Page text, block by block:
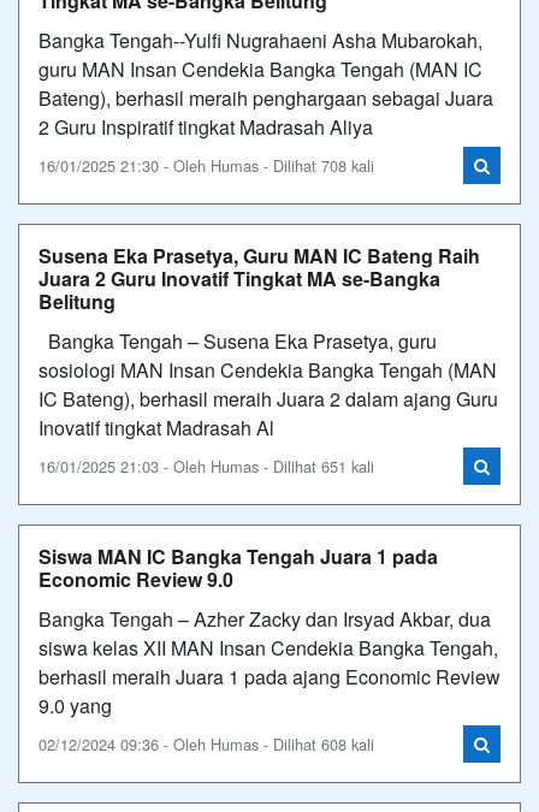
Bangka Tengah--Yulfi Nugrahaeni Asha Mubarokah,
guru MAN Insan Cendekia Bangka Tengah (MAN IC
Bateng), berhasil meraih penghargaan sebagai Juara
2 Guru Inspiratif tingkat Madrasah Aliya
16/01/2025 21:30 - Oleh Humas - Dilihat 708 kali
Susena Eka Prasetya, Guru MAN IC Bateng Raih
Juara 2 Guru Inovatif Tingkat MA se-Bangka
Belitung
Bangka Tengah – Susena Eka Prasetya, guru
sosiologi MAN Insan Cendekia Bangka Tengah (MAN
IC Bateng), berhasil meraih Juara 2 dalam ajang Guru
Inovatif tingkat Madrasah Al
16/01/2025 21:03 - Oleh Humas - Dilihat 651 kali
Siswa MAN IC Bangka Tengah Juara 1 pada
Economic Review 9.0
Bangka Tengah – Azher Zacky dan Irsyad Akbar, dua
siswa kelas XII MAN Insan Cendekia Bangka Tengah,
berhasil meraih Juara 1 pada ajang Economic Review
9.0 yang
02/12/2024 09:36 - Oleh Humas - Dilihat 608 kali